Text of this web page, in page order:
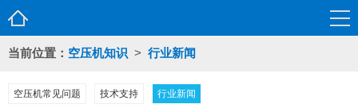
当前位置： 空压机知识 > 行业新闻
空压机常见问题 技术支持 行业新闻